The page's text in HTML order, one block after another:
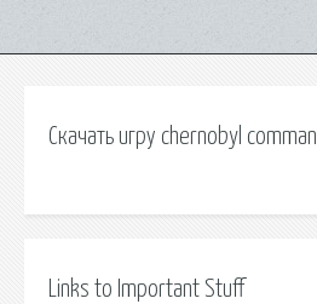
Скачать игру chernobyl
Links to Important Stuff